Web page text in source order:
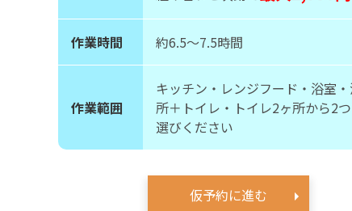
作業時間 約6.5〜7.5時間
作業範囲
キッチン・レンジフード・浴室
所＋トイレ・トイレ2ヶ所から2
選びください
仮予約に進む